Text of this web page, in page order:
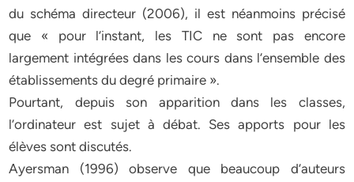
du schéma directeur (2006), il est néanmoins précisé
que « pour l’instant, les TIC ne sont pas encore
largement intégrées dans les cours dans l’ensemble des
établissements du degré primaire ».
Pourtant, depuis son apparition dans les classes,
l’ordinateur est sujet à débat. Ses apports pour les
élèves sont discutés.
Ayersman (1996) observe que beaucoup d’auteurs